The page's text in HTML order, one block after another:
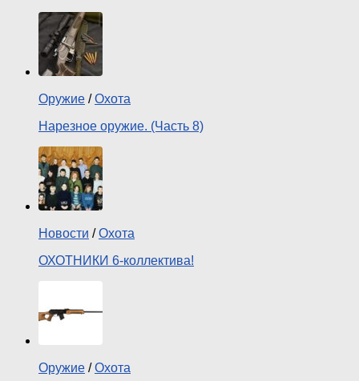
Оружие /Охота
Нарезное оружие. (Часть 8)
Новости /Охота
ОХОТНИКИ 6-коллектива!
Оружие /Охота